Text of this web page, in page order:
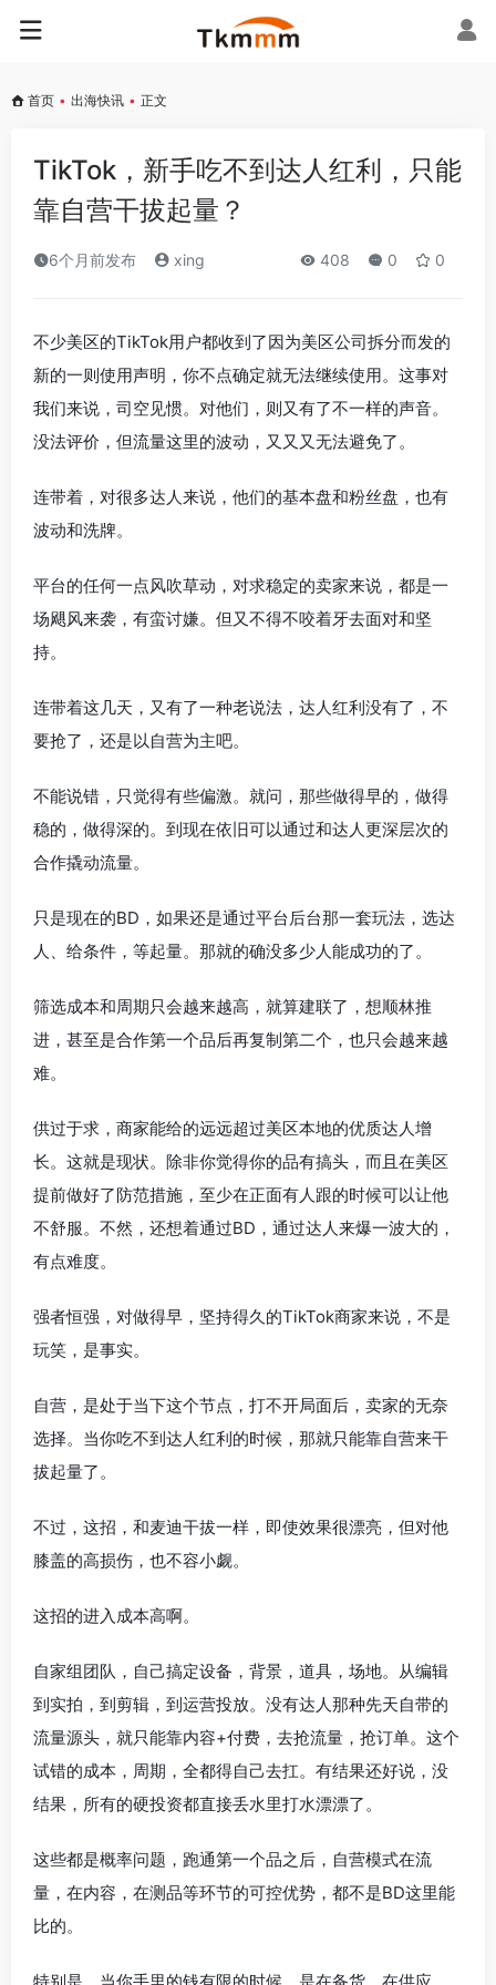
首页 • 出海快讯 • 正文
TikTok，新手吃不到达人红利，只能
靠自营干拔起量？
6个月前发布 xing 408 0 0
不少美区的TikTok用户都收到了因为美区公司拆分而发的
新的一则使用声明，你不点确定就无法继续使用。这事对
我们来说，司空见惯。对他们，则又有了不一样的声音。
没法评价，但流量这里的波动，又又又无法避免了。
连带着，对很多达人来说，他们的基本盘和粉丝盘，也有
波动和洗牌。
平台的任何一点风吹草动，对求稳定的卖家来说，都是一
场飓风来袭，有蛮讨嫌。但又不得不咬着牙去面对和坚
持。
连带着这几天，又有了一种老说法，达人红利没有了，不
要抢了，还是以自营为主吧。
不能说错，只觉得有些偏激。就问，那些做得早的，做得
稳的，做得深的。到现在依旧可以通过和达人更深层次的
合作撬动流量。
只是现在的BD，如果还是通过平台后台那一套玩法，选达
人、给条件，等起量。那就的确没多少人能成功的了。
筛选成本和周期只会越来越高，就算建联了，想顺林推
进，甚至是合作第一个品后再复制第二个，也只会越来越
难。
供过于求，商家能给的远远超过美区本地的优质达人增
长。这就是现状。除非你觉得你的品有搞头，而且在美区
提前做好了防范措施，至少在正面有人跟的时候可以让他
不舒服。不然，还想着通过BD，通过达人来爆一波大的，
有点难度。
强者恒强，对做得早，坚持得久的TikTok商家来说，不是
玩笑，是事实。
自营，是处于当下这个节点，打不开局面后，卖家的无奈
选择。当你吃不到达人红利的时候，那就只能靠自营来干
拔起量了。
不过，这招，和麦迪干拔一样，即使效果很漂亮，但对他
膝盖的高损伤，也不容小觑。
这招的进入成本高啊。
自家组团队，自己搞定设备，背景，道具，场地。从编辑
到实拍，到剪辑，到运营投放。没有达人那种先天自带的
流量源头，就只能靠内容+付费，去抢流量，抢订单。这个
试错的成本，周期，全都得自己去扛。有结果还好说，没
结果，所有的硬投资都直接丢水里打水漂漂了。
这些都是概率问题，跑通第一个品之后，自营模式在流
量，在内容，在测品等环节的可控优势，都不是BD这里能
比的。